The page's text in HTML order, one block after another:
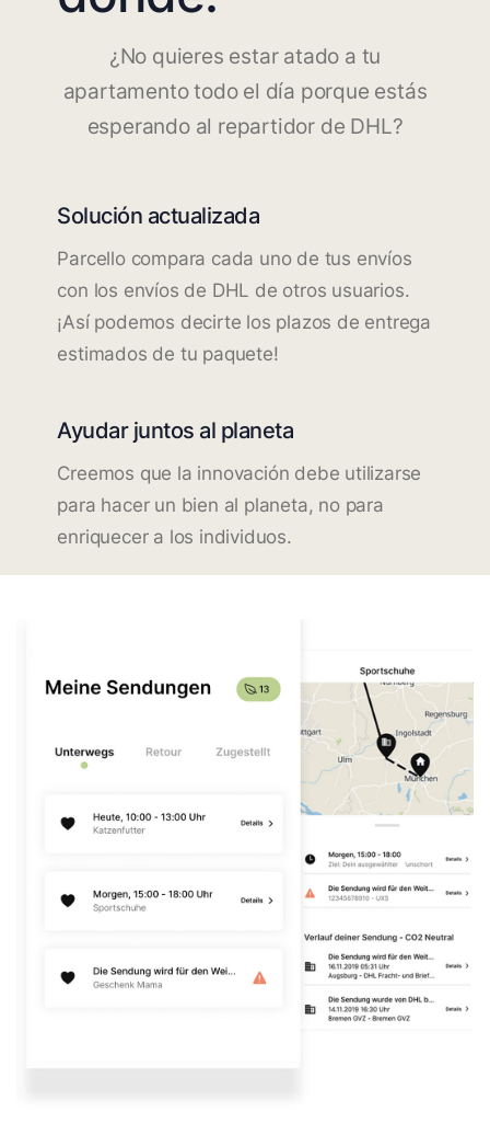
¿No quieres estar atado a tu
apartamento todo el día porque estás
esperando al repartidor de DHL?
Solución actualizada
Parcello compara cada uno de tus envíos
con los envíos de DHL de otros usuarios.
¡Así podemos decirte los plazos de entrega
estimados de tu paquete!
Ayudar juntos al planeta
Creemos que la innovación debe utilizarse
para hacer un bien al planeta, no para
enriquecer a los individuos.